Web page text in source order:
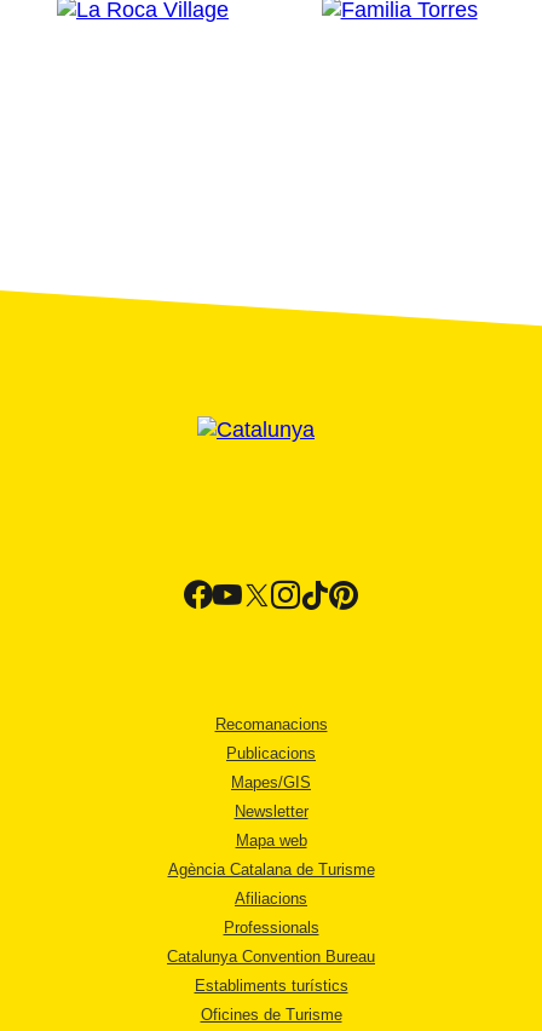
Recomanacions
Publicacions
Mapes/GIS
Newsletter
Mapa web
Agència Catalana de Turisme
Afiliacions
Professionals
Catalunya Convention Bureau
Establiments turístics
Oficines de Turisme